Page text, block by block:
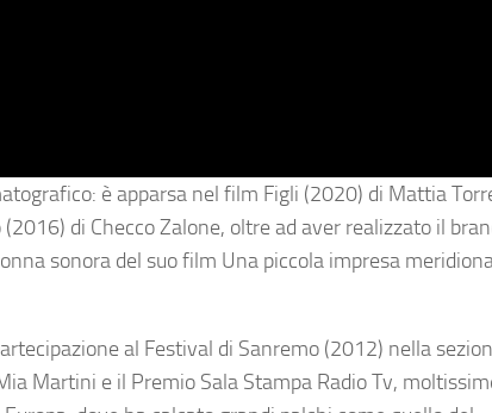
è apparsa nel film Figli (2020) di Mattia
di Checco Zalone, oltre ad aver realizzato il
sonora del suo film Una piccola impresa
al Festival di Sanremo (2012) nella
Martini e il Premio Sala Stampa Radio Tv,